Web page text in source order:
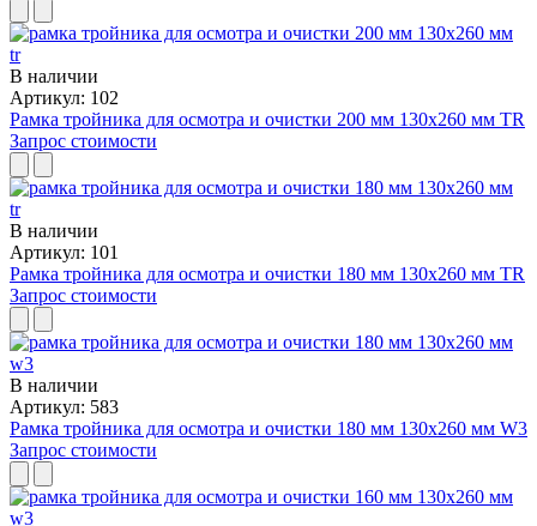
В наличии
Артикул: 102
Рамка тройника для осмотра и очистки 200 мм 130x260 мм TR
Запрос стоимости
В наличии
Артикул: 101
Рамка тройника для осмотра и очистки 180 мм 130x260 мм TR
Запрос стоимости
В наличии
Артикул: 583
Рамка тройника для осмотра и очистки 180 мм 130x260 мм W3
Запрос стоимости